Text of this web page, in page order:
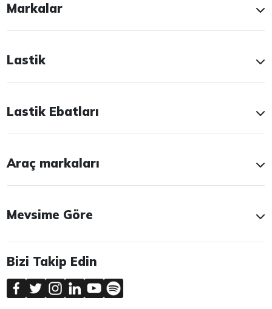
Markalar
Lastik
Lastik Ebatları
Araç markaları
Mevsime Göre
Bizi Takip Edin